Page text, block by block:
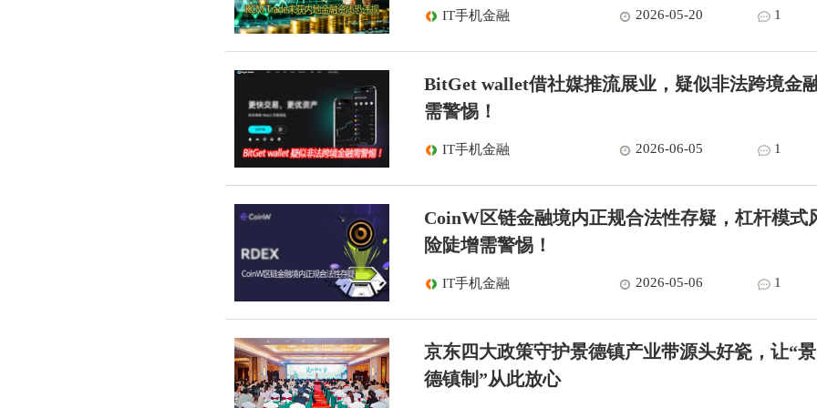
IT手机金融 2026-05-20 1
BitGet wallet借社媒推流展业，疑似非法跨境金
需警惕！
IT手机金融 2026-06-05 1
CoinW区链金融境内正规合法性存疑，杠杆模式
险陡增需警惕！
IT手机金融 2026-05-06 1
京东四大政策守护景德镇产业带源头好瓷，让“景
德镇制”从此放心